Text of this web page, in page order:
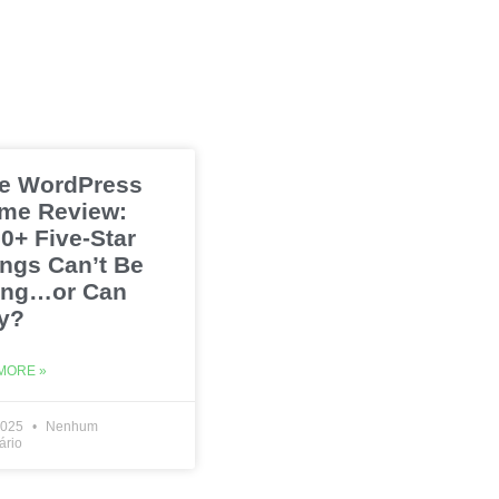
WordPress
Review:
Five-Star
Can’t Be
Can
»
Nenhum